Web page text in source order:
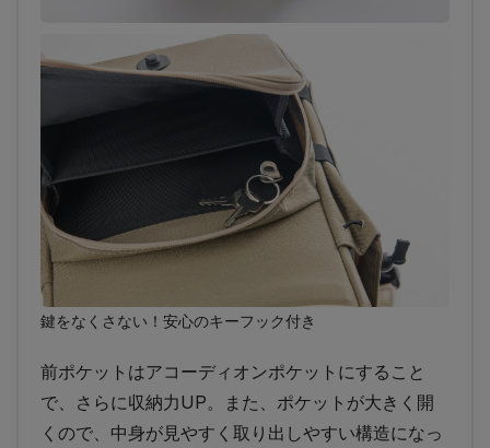
鍵をなくさない！安心のキーフック付き
前ポケットはアコーディオンポケットにすること
で、さらに収納力UP。また、ポケットが大きく開
くので、中身が見やすく取り出しやすい構造になっ